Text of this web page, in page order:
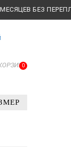
БЕЗ ПЕРЕПЛАТ.
0